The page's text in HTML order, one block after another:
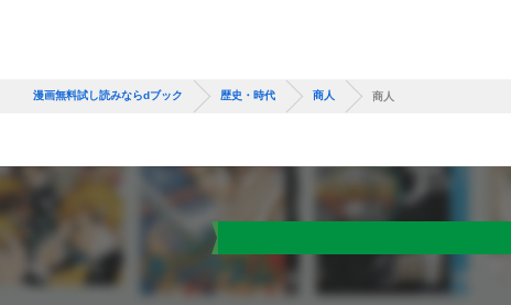
漫画無料試し読みならdブック 歴史・時代 商人 商人